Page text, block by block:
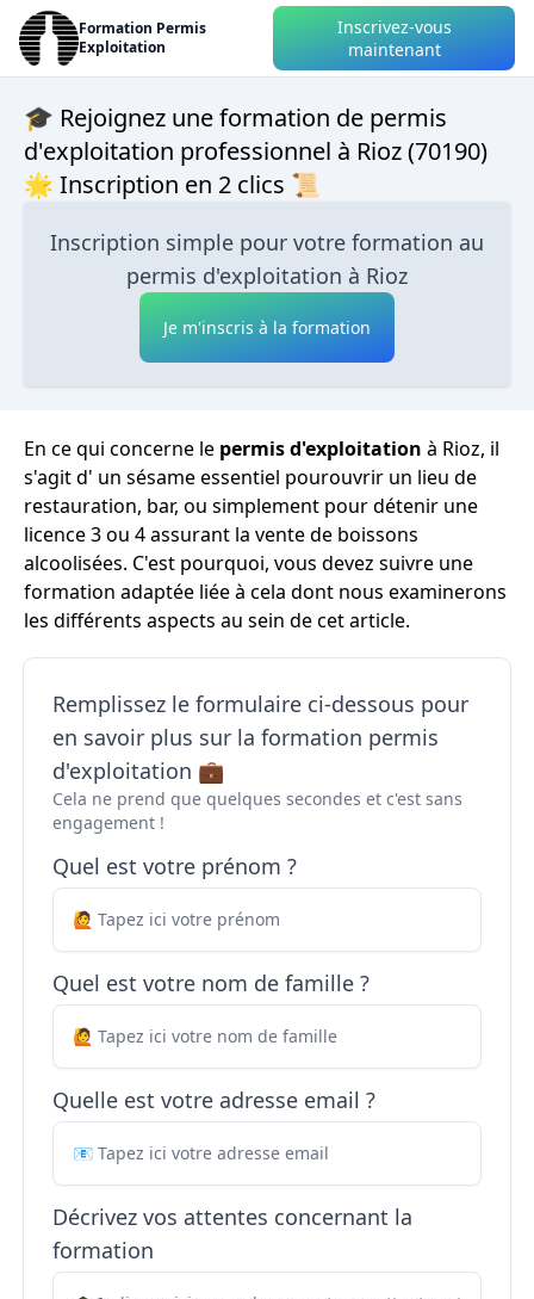
Formation Permis
Exploitation
Inscrivez-vous
maintenant
🎓 Rejoignez une formation de permis
d'exploitation professionnel à Rioz (70190)
🌟 Inscription en 2 clics 📜
Inscription simple pour votre formation au
permis d'exploitation à Rioz
Je m'inscris à la formation
En ce qui concerne le permis d'exploitation à Rioz, il
s'agit d' un sésame essentiel pourouvrir un lieu de
restauration, bar, ou simplement pour détenir une
licence 3 ou 4 assurant la vente de boissons
alcoolisées. C'est pourquoi, vous devez suivre une
formation adaptée liée à cela dont nous examinerons
les différents aspects au sein de cet article.
Remplissez le formulaire ci-dessous pour
en savoir plus sur la formation permis
d'exploitation 💼
Cela ne prend que quelques secondes et c'est sans
engagement !
Quel est votre prénom ?
Quel est votre nom de famille ?
Quelle est votre adresse email ?
Décrivez vos attentes concernant la
formation